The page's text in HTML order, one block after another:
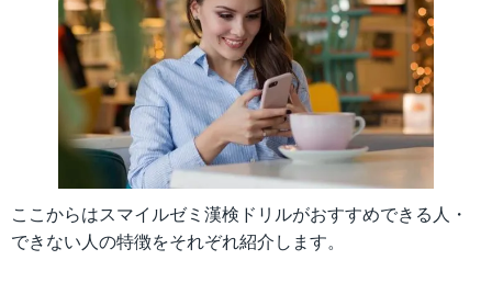
ここからはスマイルゼミ漢検ドリルがおすすめできる人・
できない人の特徴をそれぞれ紹介します。